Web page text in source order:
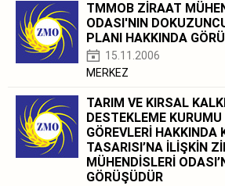
TMMOB ZİRAAT
ODASI'NIN
PLANI HAKKINDA
15.11.2006
MERKEZ
TARIM VE KIRSAL
DESTEKLEME
GÖREVLERİ HAKKINDA
TASARISI’NA İLİŞKİN
MÜHENDİSLERİ
GÖRÜŞÜDÜR